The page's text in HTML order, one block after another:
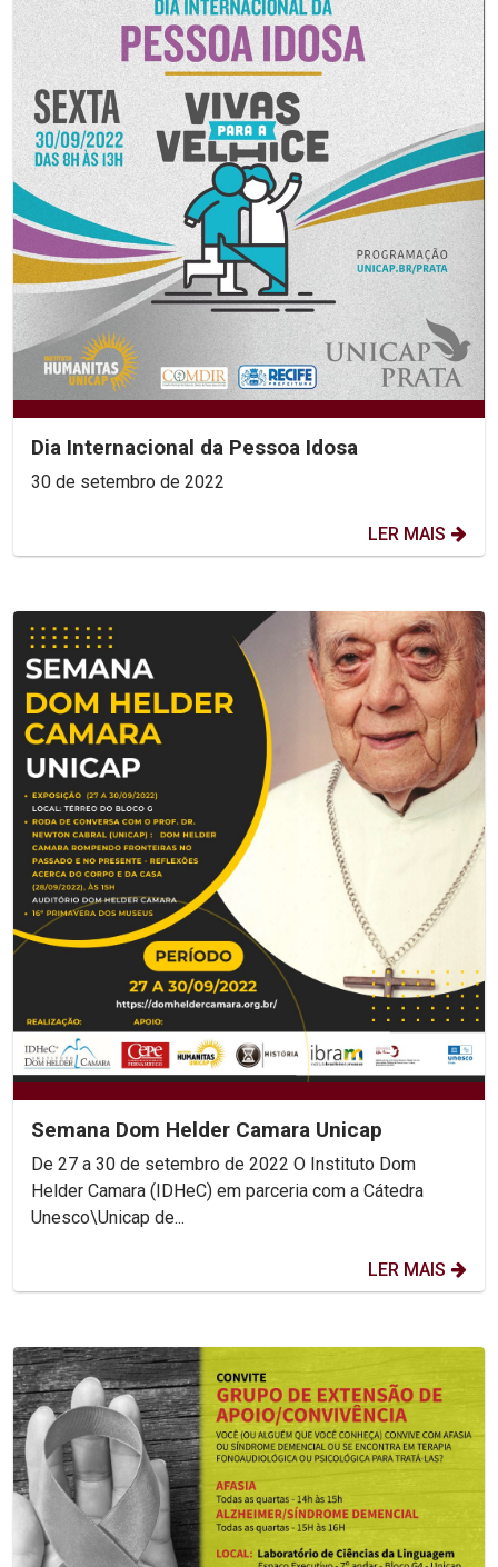
Dia Internacional da Pessoa Idosa
LER MAIS
Semana Dom Helder Camara Unicap
De 27 a 30 de setembro de 2022 O Instituto Dom
Helder Camara (IDHeC) em parceria com a Cátedra
Unesco\Unicap de...
LER MAIS